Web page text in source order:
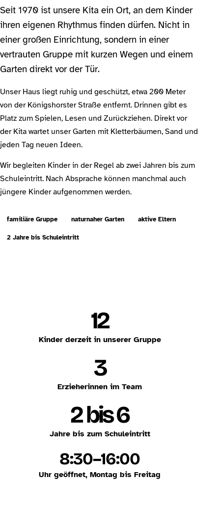
Seit 1970 ist unsere Kita ein Ort, an dem Kinder
ihren eigenen Rhythmus finden dürfen. Nicht in
einer großen Einrichtung, sondern in einer
vertrauten Gruppe mit kurzen Wegen und einem
Garten direkt vor der Tür.
Unser Haus liegt ruhig und geschützt, etwa 200 Meter
von der Königshorster Straße entfernt. Drinnen gibt es
Platz zum Spielen, Lesen und Zurückziehen. Direkt vor
der Kita wartet unser Garten mit Kletterbäumen, Sand und
jeden Tag neuen Ideen.
Wir begleiten Kinder in der Regel ab zwei Jahren bis zum
Schuleintritt. Nach Absprache können manchmal auch
jüngere Kinder aufgenommen werden.
familiäre Gruppe naturnaher Garten aktive Eltern
2 Jahre bis Schuleintritt
12
Kinder derzeit in unserer Gruppe
3
Erzieherinnen im Team
2 bis 6
Jahre bis zum Schuleintritt
8:30–16:00
Uhr geöffnet, Montag bis Freitag